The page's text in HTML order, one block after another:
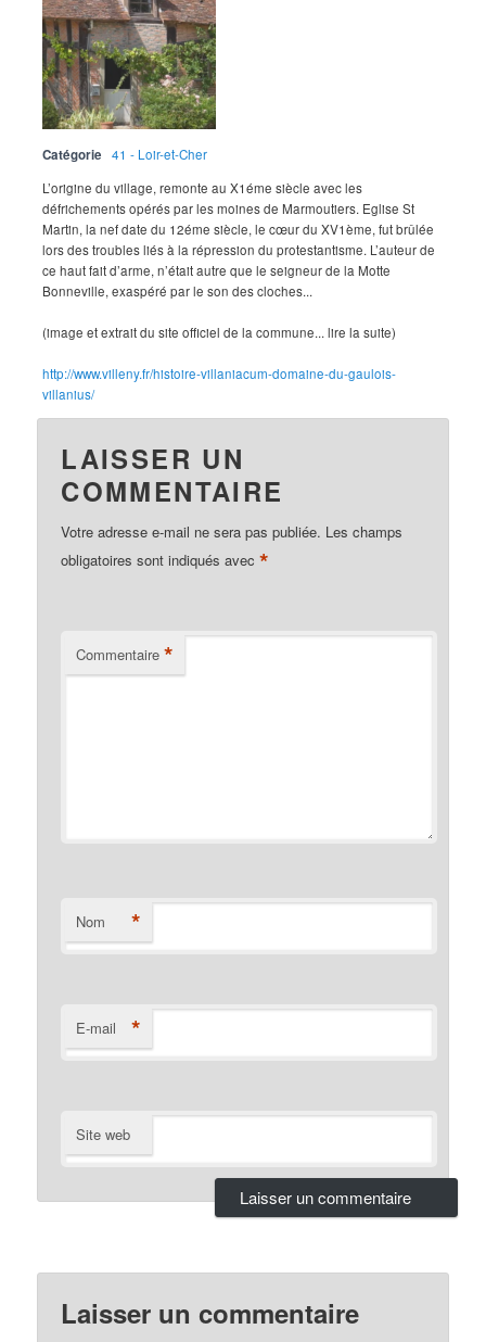
Catégorie
41 - Loir-et-Cher
L’origine du village, remonte au X1éme siècle avec les
défrichements opérés par les moines de Marmoutiers. Eglise St
Martin, la nef date du 12éme siècle, le cœur du XV1ème, fut brûlée
lors des troubles liés à la répression du protestantisme. L’auteur de
ce haut fait d’arme, n’était autre que le seigneur de la Motte
Bonneville, exaspéré par le son des cloches...
(image et extrait du site officiel de la commune... lire la suite)
http://www.villeny.fr/histoire-villaniacum-domaine-du-gaulois-
villanius/
LAISSER UN
COMMENTAIRE
Votre adresse e-mail ne sera pas publiée. Les champs
obligatoires sont indiqués avec*
Commentaire *
Nom *
E-mail *
Site web
Laisser un commentaire